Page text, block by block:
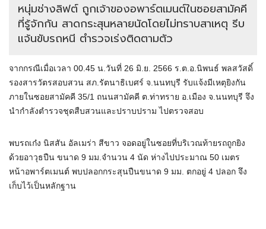
หนุ่มช่างลิฟต์ ถูกเจ้าของอพาร์ตเมนต์ในซอยสามัคคี
ที่รู้จักกัน สาดกระสุนหลายนัดโดยไม่ทราบสาเหตุ รีบ
แจ้นขับรถหนี ตำรวจเร่งติดตามตัว
จากกรณีเมื่อเวลา 00.45 น.วันที่ 26 มิ.ย. 2566 ร.ต.อ.นิพนธ์ พลสวัสดิ์
รองสารวัตรสอบสวน สภ.รัตนาธิเบศร์ จ.นนทบุรี รับแจ้งมีเหตุยิงกัน
ภายในซอยสามัคคี 35/1 ถนนสามัคคี ต.ท่าทราย อ.เมือง จ.นนทบุรี จึง
นำกำลังตำรวจชุดสืบสวนและปราบปราม ไปตรวจสอบ
พบรถเก๋ง นิสสัน อัลเมร่า สีขาว จอดอยู่ในซอยที่บริเวณท้ายรถถูกยิง
ด้วยอาวุธปืน ขนาด 9 มม.จำนวน 4 นัด ห่างไปประมาณ 50 เมตร
หน้าอพาร์ตเมนต์ พบปลอกกระสุนปืนขนาด 9 มม. ตกอยู่ 4 ปลอก จึง
เก็บไว้เป็นหลักฐาน